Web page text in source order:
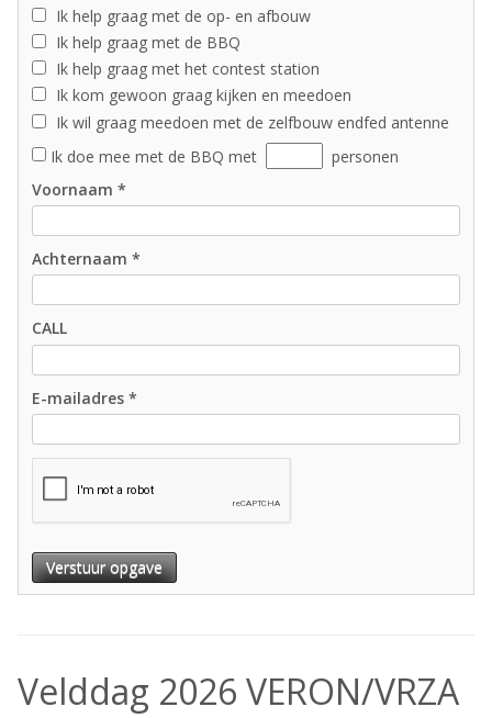
Ik help graag met de op- en afbouw
Ik help graag met de BBQ
Ik help graag met het contest station
Ik kom gewoon graag kijken en meedoen
Ik wil graag meedoen met de zelfbouw endfed antenne
Ik doe mee met de BBQ met
personen
Voornaam *
Achternaam *
CALL
E-mailadres *
Verstuur opgave
Velddag 2026 VERON/VRZA